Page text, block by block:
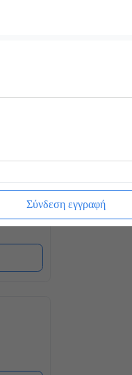
Σύνδεση εγγραφή